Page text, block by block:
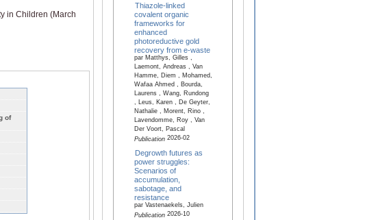
in Children (March
of
Thiazole-linked
covalent organic
frameworks for
enhanced
photoreductive gold
recovery from e-waste
par Matthys, Gilles ,
Laemont, Andreas , Van
Hamme, Diem , Mohamed,
Wafaa Ahmed , Bourda,
Laurens , Wang, Rundong
, Leus, Karen , De Geyter,
Nathalie , Morent, Rino ,
Lavendomme, Roy , Van
Der Voort, Pascal
Publication2026-02
Degrowth futures as
power struggles:
Scenarios of
accumulation,
sabotage, and
resistance
par Vastenaekels, Julien
Publication2026-10